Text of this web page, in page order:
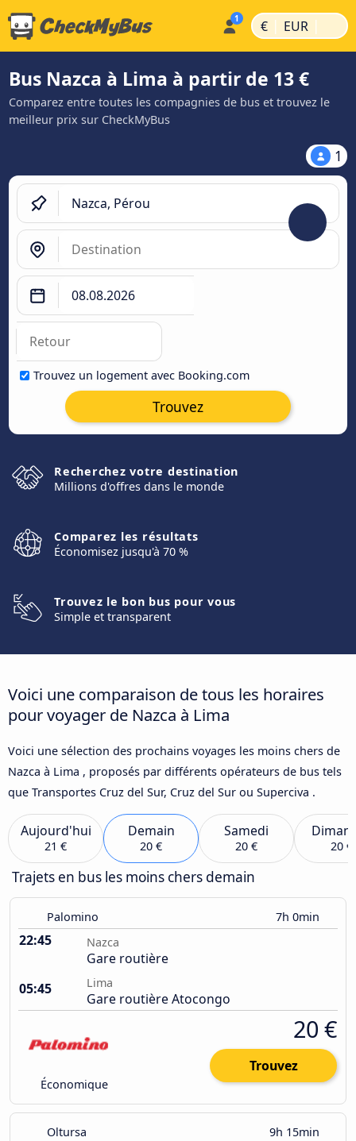
€ | EUR |
Bus Nazca à Lima à partir de 13 €
Comparez entre toutes les compagnies de bus et trouvez le
meilleur prix sur CheckMyBus
1
Trouvez un logement avec Booking.com
Trouvez
Recherchez votre destination
Millions d'offres dans le monde
Comparez les résultats
Économisez jusqu'à 70 %
Trouvez le bon bus pour vous
Simple et transparent
Voici une comparaison de tous les horaires
pour voyager de Nazca à Lima
Voici une sélection des prochains voyages les moins chers de
Nazca à Lima , proposés par différents opérateurs de bus tels
que Transportes Cruz del Sur, Cruz del Sur ou Superciva .
Aujourd'hui
21 €
Demain
20 €
Samedi
20 € 20 €
Trajets en bus les moins chers demain
Palomino 7h 0min
22:45 Nazca
Gare routière
05:45
Lima
Gare routière Atocongo
Économique
20 €
Trouvez
Oltursa 9h 15min